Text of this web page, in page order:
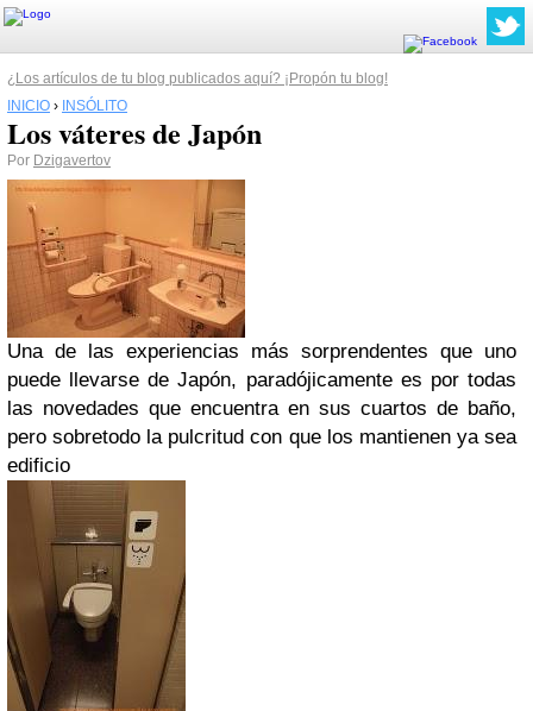
¿Los artículos de tu blog publicados aquí? ¡Propón tu blog!
INICIO › INSÓLITO
Los váteres de Japón
Por Dzigavertov
Una de las experiencias más sorprendentes que uno
puede llevarse de Japón, paradójicamente es por todas
las novedades que encuentra en sus cuartos de baño,
pero sobretodo la pulcritud con que los mantienen ya sea
edificio